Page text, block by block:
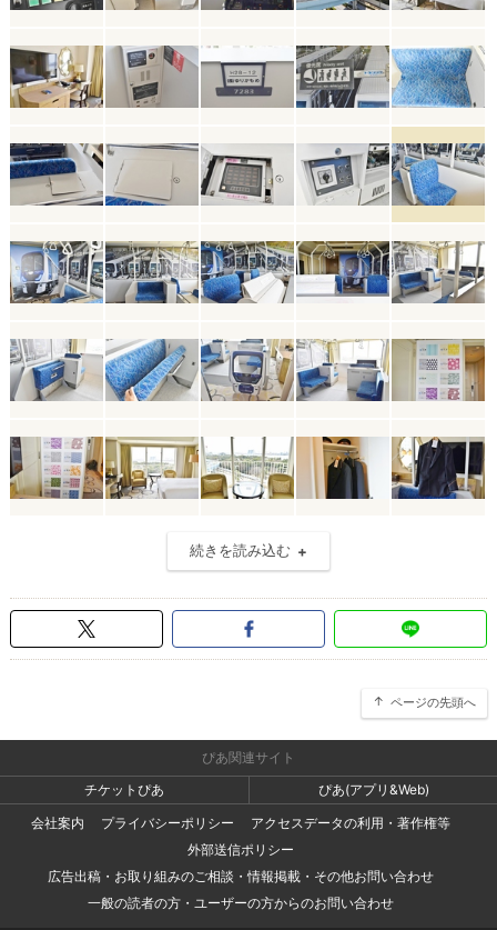
続きを読み込む
ページの先頭へ
ぴあ関連サイト
チケットぴあ
ぴあ(アプリ&Web)
会社案内
プライバシーポリシー
アクセスデータの利用・著作権等
外部送信ポリシー
広告出稿・お取り組みのご相談・情報掲載・その他お問い合わせ
一般の読者の方・ユーザーの方からのお問い合わせ